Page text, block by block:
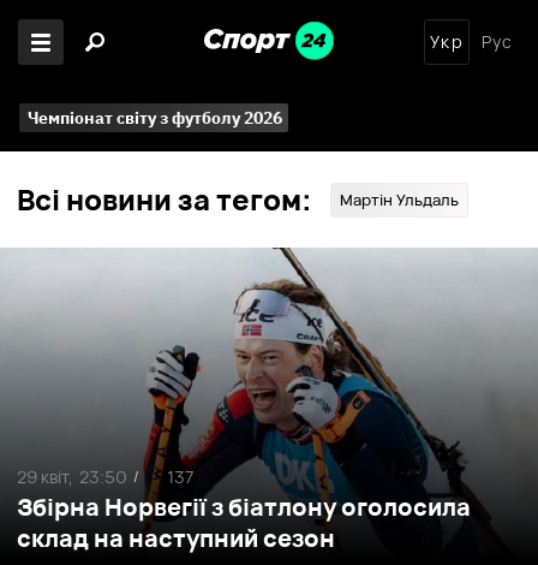
Укр Рус
Чемпіонат світу з футболу 2026
Всі новини за тегом: Мартін Ульдаль
Збірна Норвегії з біатлону оголосила
склад на наступний сезон
29 квіт, 23:50 / 137